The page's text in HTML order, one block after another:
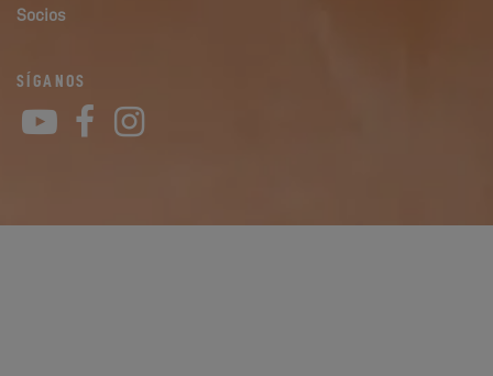
Socios
SÍGANOS
YouTube
Facebook
Instagram